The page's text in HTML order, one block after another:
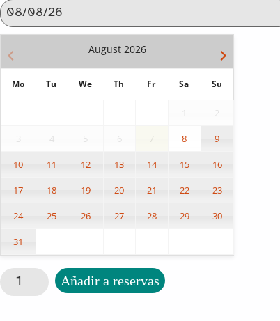
August 2026
Mo Tu We Th Fr Sa Su
2
3 4 5 6 7 8 9
10 11 12 13 14 15 16
17 18 19 20 21 22 23
24 25 26 27 28 29 30
31
Respaldo Cama cantidad
Añadir a reservas